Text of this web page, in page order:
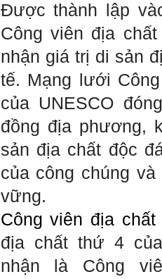
Được thành lập
Công viên địa
nhận giá trị di sản
tế. Mạng lưới
của UNESCO
đồng địa phương,
sản địa chất độc
của công chúng
vững.
Công viên địa
địa chất thứ 4
nhận là Công